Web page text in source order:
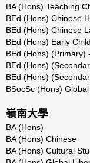
BA (Hons) Teaching
BEd (Hons) Chinese
BEd (Hons) Chinese
BEd (Hons) Early
BEd (Hons) (Primary)
BEd (Hons)
BEd (Hons)
BSocSc (Hons)
嶺南大學
BA (Hons)
BA (Hons) Chinese
BA (Hons) Cultural